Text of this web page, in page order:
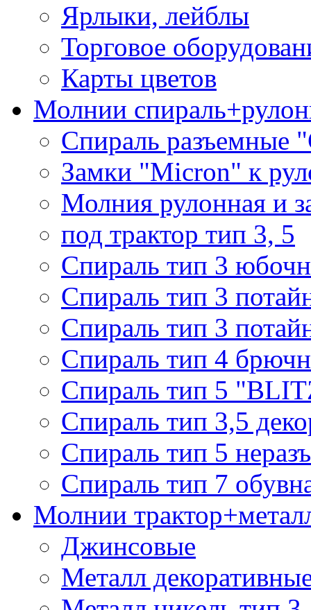
Ярлыки, лейблы
Торговое
Карты цветов
Молнии
Спираль разъемные
Замки "Micron" к
Молния рулонная и
под трактор тип 3, 5
Спираль тип 3
Спираль тип 3
Спираль тип 3
Спираль тип 4
Спираль тип 5
Спираль тип 3,5
Спираль тип 5
Спираль тип 7
Молнии
Джинсовые
Металл